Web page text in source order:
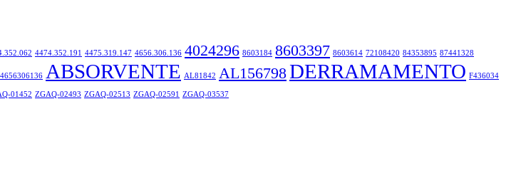
4474.352.191 4475.319.147 4656.306.136 4024296 8603184 8603397 8603614 72108420 84353895 87441328
4656306136 ABSORVENTE AL81842 AL156798DERRAMAMENTO F436034
01452 ZGAQ-02493 ZGAQ-02513 ZGAQ-02591 ZGAQ-03537